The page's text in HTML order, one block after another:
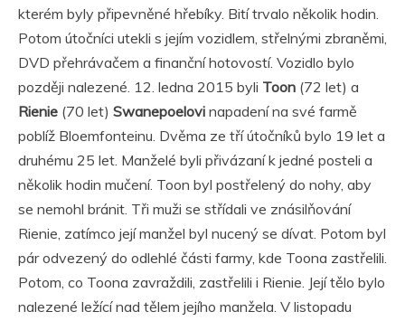
kterém byly připevněné hřebíky. Bití trvalo několik hodin.
Potom útočníci utekli s jejím vozidlem, střelnými zbraněmi,
DVD přehrávačem a finanční hotovostí. Vozidlo bylo
později nalezené. 12. ledna 2015 byli Toon (72 let) a
Rienie (70 let) Swanepoelovi napadení na své farmě
poblíž Bloemfonteinu. Dvěma ze tří útočníků bylo 19 let a
druhému 25 let. Manželé byli přivázaní k jedné posteli a
několik hodin mučení. Toon byl postřelený do nohy, aby
se nemohl bránit. Tři muži se střídali ve znásilňování
Rienie, zatímco její manžel byl nucený se dívat. Potom byl
pár odvezený do odlehlé části farmy, kde Toona zastřelili.
Potom, co Toona zavraždili, zastřelili i Rienie. Její tělo bylo
nalezené ležící nad tělem jejího manžela. V listopadu